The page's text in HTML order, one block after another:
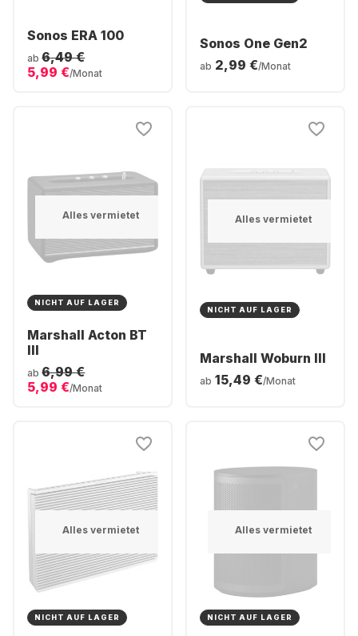
Sonos ERA 100
ab 6,49 €
5,99 €/Monat
Sonos One Gen2
ab 2,99 €/Monat
Alles vermietet
NICHT AUF LAGER
Marshall Acton BT
III
ab 6,99 €
5,99 €/Monat
Alles vermietet
NICHT AUF LAGER
Marshall Woburn III
ab 15,49 €/Monat
Alles vermietet
NICHT AUF LAGER
Alles vermietet
NICHT AUF LAGER